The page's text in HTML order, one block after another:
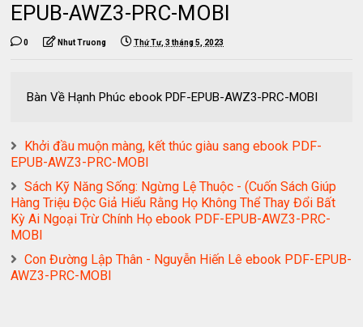
EPUB-AWZ3-PRC-MOBI
0 Nhut Truong Thứ Tư, 3 tháng 5, 2023
Bàn Về Hạnh Phúc ebook PDF-EPUB-AWZ3-PRC-MOBI
Khởi đầu muộn màng, kết thúc giàu sang ebook PDF-
EPUB-AWZ3-PRC-MOBI
Sách Kỹ Năng Sống: Ngừng Lệ Thuộc - (Cuốn Sách Giúp
Hàng Triệu Độc Giả Hiểu Rằng Họ Không Thể Thay Đổi Bất
Kỳ Ai Ngoại Trừ Chính Họ ebook PDF-EPUB-AWZ3-PRC-
MOBI
Con Đường Lập Thân - Nguyễn Hiến Lê ebook PDF-EPUB-
AWZ3-PRC-MOBI